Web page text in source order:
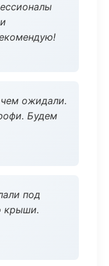
ожидали.
Будем
под
крыши.